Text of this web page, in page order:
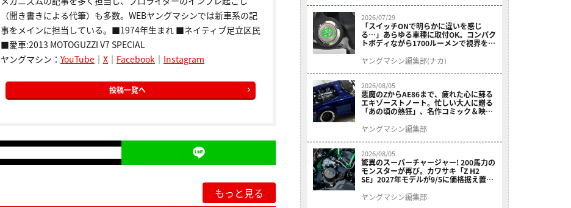
（聞き書きによる代筆）も多数。WEBヤングマシンでは新車系の記
事をメインに担当している。■1974年生まれ ■ネイティブ足立区民
■愛車:2013 MOTOGUZZI V7 SPECIAL
ヤングマシン： YouTube｜ X｜ Facebook ｜ Instagram
投稿一覧へ
もっと見る
2026/07/29
「スイッチONで明らかに違いを感じ
る…」あらゆる車種に取付OK。コンパク
トボディながら1700ルーメンで視界を確
ニット プレシャスレイ スモール］
ヤングマシン編集部(ナカ)
2026/08/05
悪魔のZからAE86まで、疲れた心に蘇る
エキゾーストノート。忙しい大人に贈る
「あの頃の熱狂」、名作コミック＆映画
結！
ヤングマシン編集部
2026/08/05
驚異のスーパーチャージャー! 200馬力の
モンスターが再び。カワサキ「Z H2
SE」2027年モデルが9/5に価格据え置き
ヤングマシン編集部